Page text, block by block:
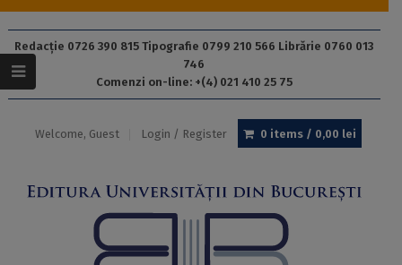
Redacție 0726 390 815 Tipografie 0799 210 566 Librărie 0760 013
746
Comenzi on-line: +(4) 021 410 25 75
Welcome, Guest Login / Register 0 items / 0,00 lei